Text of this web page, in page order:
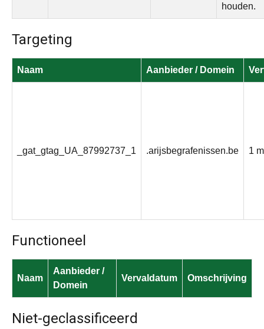
houden.
Targeting
Naam Aanbieder / Domein
_gat_gtag_UA_87992737_1 .arijsbegrafenissen.be 1
Functioneel
Naam
Aanbieder /
Domein
Vervaldatum Omschrijving
Niet-geclassificeerd